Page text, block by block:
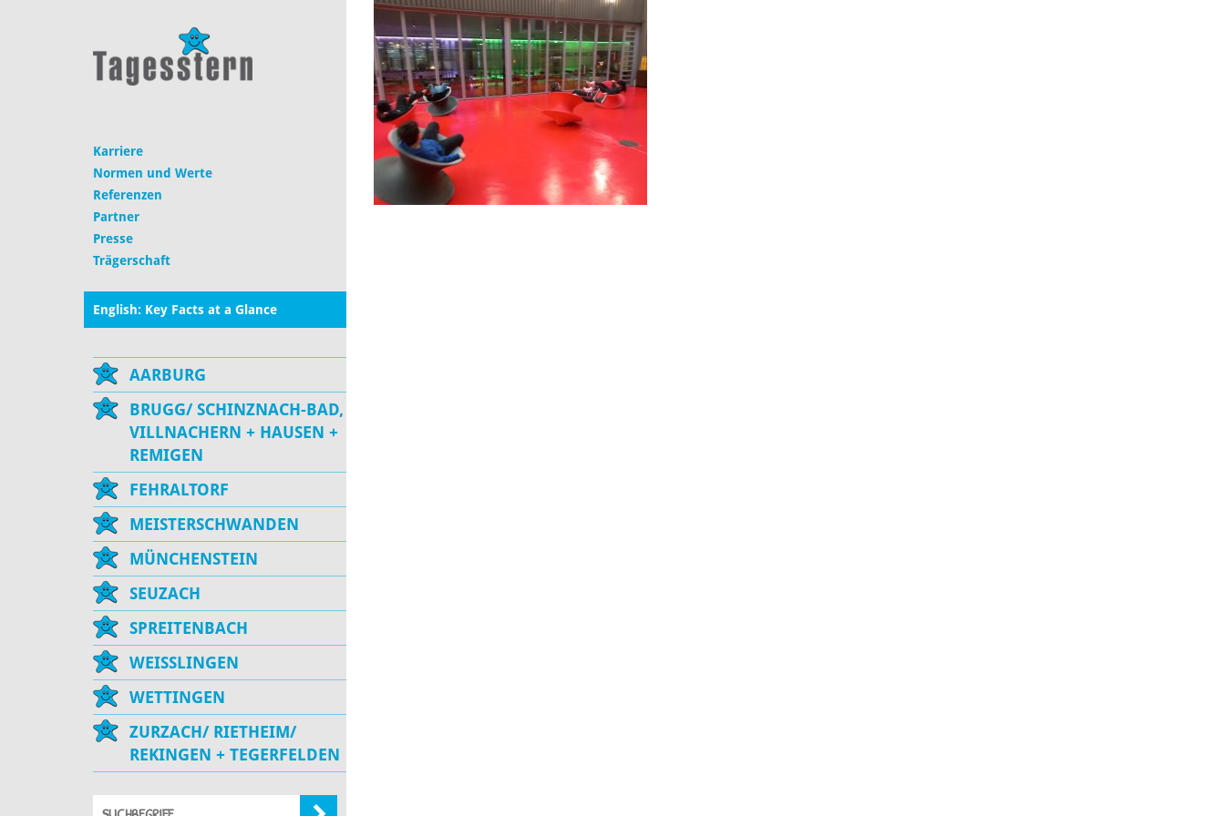
Karriere
Normen und Werte
Referenzen
Partner
Presse
Trägerschaft
English: Key Facts at a Glance
AARBURG
BRUGG/ SCHINZNACH-BAD,
VILLNACHERN + HAUSEN +
REMIGEN
FEHRALTORF
MEISTERSCHWANDEN
MÜNCHENSTEIN
SEUZACH
SPREITENBACH
WEISSLINGEN
WETTINGEN
ZURZACH/ RIETHEIM/
REKINGEN + TEGERFELDEN